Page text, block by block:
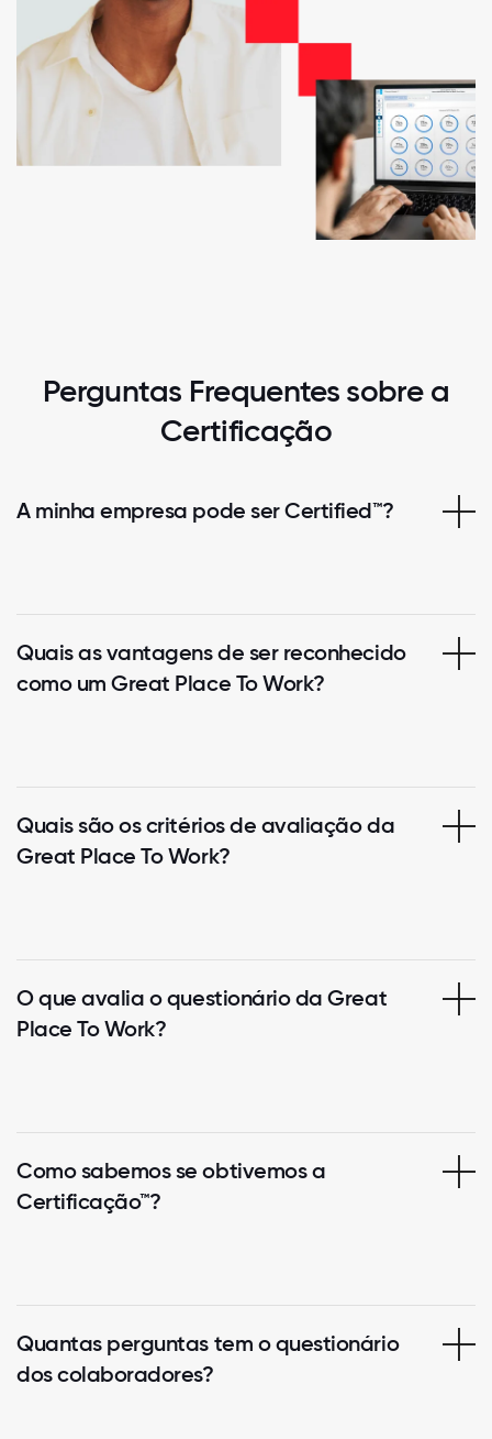
Perguntas Frequentes sobre a
Certificação
A minha empresa pode ser Certified™?
Quais as vantagens de ser reconhecido
como um Great Place To Work?
Quais são os critérios de avaliação da
Great Place To Work?
O que avalia o questionário da Great
Place To Work?
Como sabemos se obtivemos a
Certificação™?
Quantas perguntas tem o questionário
dos colaboradores?